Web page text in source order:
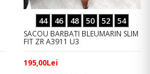
44 46 48 50 52 54
SACOU BARBATI BLEUMARIN SLIM
FIT ZR A3911 U3
195,00Lei